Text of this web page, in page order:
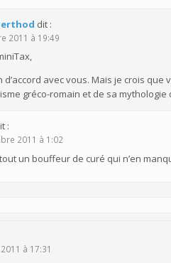
dit :
2011 à 19:49
d’accord avec vous. Mais je crois
gréco-romain et de sa mythologie
:
2011 à 1:02
un bouffeur de curé qui n’en
à 17:31